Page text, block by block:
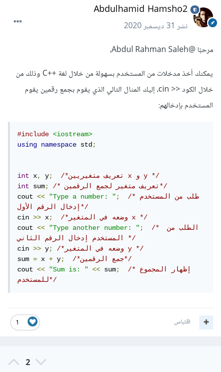
Abdulhamid Hamsho2
نشر31 ديسمبر 2020
مرحبًا@Abdul Rahman Saleh
،
يمكنك أخذ مدخلات من المستخدم بسهولة من خلال لغة ++C وذلك من
خلال الكود << cin، إليك المثال التالي الذي يقوم بجمع رقمين يقوم
المستخدم بإدخالهم:
#include
<iostream>
using
namespace std;
int x, y;
/*تعريف متغيريين x و y */
int
sum;
/* تعريف متغير لجمع الرقمين*/
cout << "Type a number: ";
/*طلب من المستخدم
إدخال الرقم الأول*/
cin >> x;
/*وضعه في المتغير x */
cout << "Type another number: ";
/* الطلب من
المستخدم إدخال الرقم الثاني */
cin >> y;
/*وضعه في المتغير y */
sum = x + y;
/*جمع الرقمين*/
cout << "Sum is: " << sum;
/*إظهار المجموع
للمستخدم*/
1 اقتباس
2